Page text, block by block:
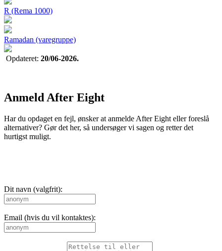
R (Rema 1000)
Ramadan (varegruppe)
Opdateret: 20/06-2026.
Anmeld After Eight
Har du opdaget en fejl, ønsker at anmelde After Eight eller foreslå
alternativer? Gør det her, så undersøger vi sagen og retter det
hurtigst muligt.
Dit navn (valgfrit):
Email (hvis du vil kontaktes):